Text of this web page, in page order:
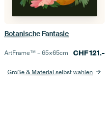
Botanische Fantasie
ArtFrame™ –65×65cm CHF121.-
Größe & Material selbst wählen